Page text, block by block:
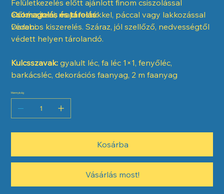
Felületkezelés előtt ajánlott finom csiszolással
előkészíteni, majd festékkel, páccal vagy lakkozással
védeni.
Csomagolás és tárolás:
Darabos kiszerelés. Száraz, jól szellőző, nedvességtől
védett helyen tárolandó.
Kulcsszavak: gyalult léc, fa léc 1×1, fenyőléc,
barkácsléc, dekorációs faanyag, 2 m faanyag
Mennyiség
Kosárba
Vásárlás most!